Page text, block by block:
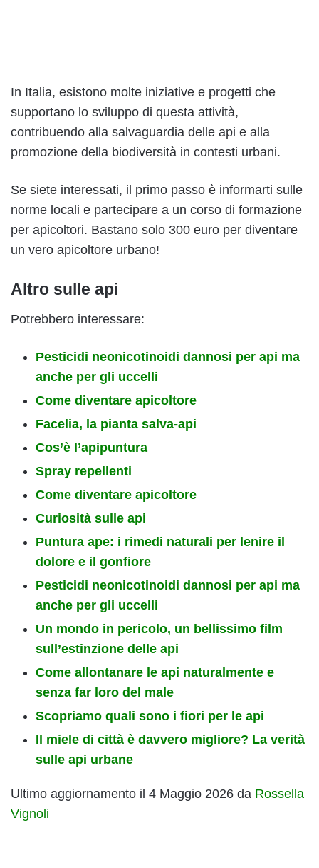
In Italia, esistono molte iniziative e progetti che
supportano lo sviluppo di questa attività,
contribuendo alla salvaguardia delle api e alla
promozione della biodiversità in contesti urbani.
Se siete interessati, il primo passo è informarti sulle
norme locali e partecipare a un corso di formazione
per apicoltori. Bastano solo 300 euro per diventare
un vero apicoltore urbano!
Altro sulle api
Potrebbero interessare:
Pesticidi neonicotinoidi dannosi per api ma
anche per gli uccelli
Come diventare apicoltore
Facelia, la pianta salva-api
Cos’è l’apipuntura
Spray repellenti
Come diventare apicoltore
Curiosità sulle api
Puntura ape: i rimedi naturali per lenire il
dolore e il gonfiore
Pesticidi neonicotinoidi dannosi per api ma
anche per gli uccelli
Un mondo in pericolo, un bellissimo film
sull’estinzione delle api
Come allontanare le api naturalmente e
senza far loro del male
Scopriamo quali sono i fiori per le api
Il miele di città è davvero migliore? La verità
sulle api urbane
Ultimo aggiornamento il 4 Maggio 2026 da Rossella
Vignoli